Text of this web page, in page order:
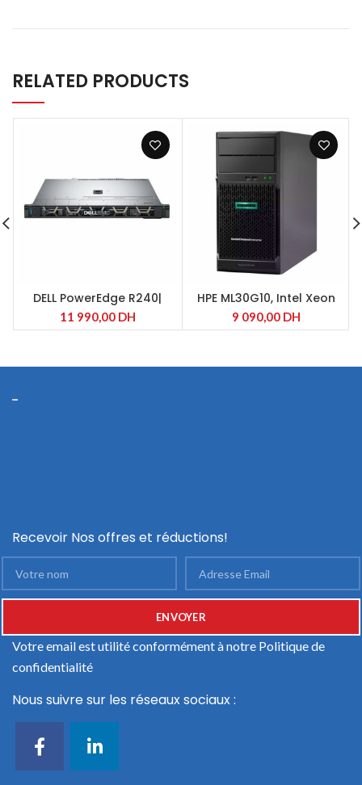
RELATED PRODUCTS
DELL PowerEdge R240|
11 990,00 DH
HPE ML30G10, Intel Xeon
Quad-Core E-2224 (4
cœurs, 3.4 GHz, 8 Mo, 71 W)
9 090,00 DH
Recevoir Nos offres et réductions!
Votre email est utilité conformément à notre Politique de
confidentialité
Nous suivre sur les réseaux sociaux :